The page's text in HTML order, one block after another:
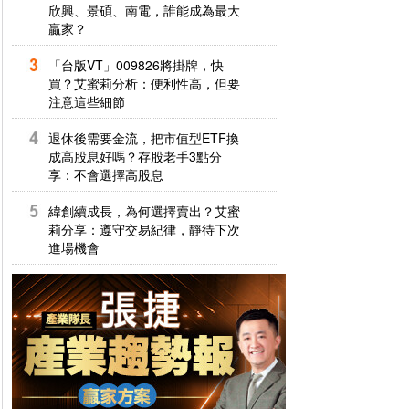
欣興、景碩、南電，誰能成為最大
贏家？
「台版VT」009826將掛牌，快
買？艾蜜莉分析：便利性高，但要
注意這些細節
退休後需要金流，把市值型ETF換
成高股息好嗎？存股老手3點分
享：不會選擇高股息
緯創續成長，為何選擇賣出？艾蜜
莉分享：遵守交易紀律，靜待下次
進場機會